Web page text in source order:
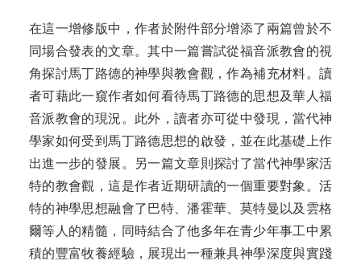
在這一增修版中，作者於附件部分增添了兩篇曾於不
同場合發表的文章。其中一篇嘗試從福音派教會的視
角探討馬丁路德的神學與教會觀，作為補充材料。讀
者可藉此一窺作者如何看待馬丁路德的思想及華人福
音派教會的現況。此外，讀者亦可從中發現，當代神
學家如何受到馬丁路德思想的啟發，並在此基礎上作
出進一步的發展。另一篇文章則探討了當代神學家活
特的教會觀，這是作者近期研讀的一個重要對象。活
特的神學思想融會了巴特、潘霍華、莫特曼以及雲格
爾等人的精髓，同時結合了他多年在青少年事工中累
積的豐富牧養經驗，展現出一種兼具神學深度與實踐